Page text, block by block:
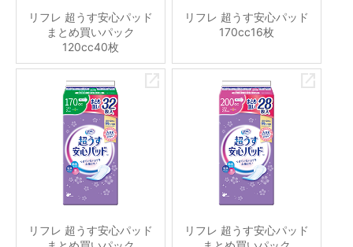
リフレ 超うす安心パッド
まとめ買いパック
120cc40枚
リフレ 超うす安心パッド
170cc16枚
リフレ 超うす安心パッド
リフレ 超うす安心パッド